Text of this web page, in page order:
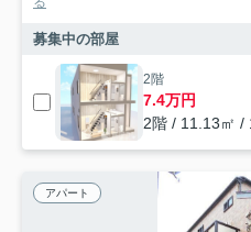
募集中の部屋
2階
7.4万円
2階 / 11.13㎡ /
アパート